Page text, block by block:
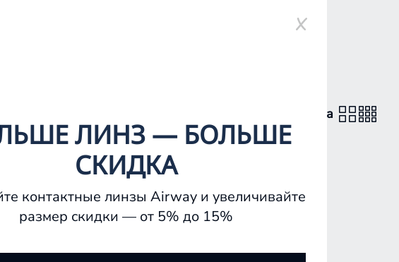
вид каталога
ЛИНЗ — БОЛЬШЕ
СКИДКА
контактные линзы Airway и увеличивайте
размер скидки — от 5% до 15%